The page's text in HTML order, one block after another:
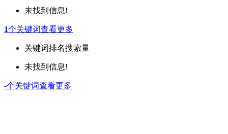
未找到信息!
1个关键词查看更多
关键词排名搜索量
未找到信息!
-个关键词查看更多